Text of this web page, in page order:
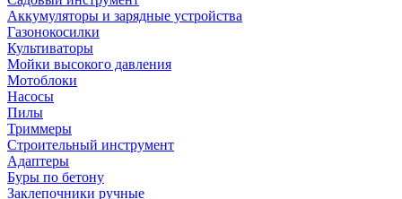
Аккумуляторы и зарядные устройства
Газонокосилки
Культиваторы
Мойки высокого давления
Мотоблоки
Насосы
Пилы
Триммеры
Строительный инструмент
Адаптеры
Буры по бетону
Заклепочники ручные